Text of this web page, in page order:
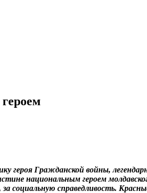
Гражданской войны,
национальным героем
социальную справедливость.